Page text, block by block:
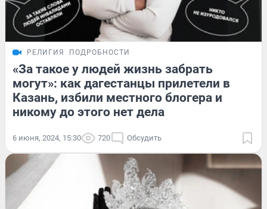
РЕЛИГИЯ ПОДРОБНОСТИ
«За такое у людей жизнь забрать
могут»: как дагестанцы прилетели в
Казань, избили местного блогера и
никому до этого нет дела
6 июня, 2024, 15:30 720 Обсудить